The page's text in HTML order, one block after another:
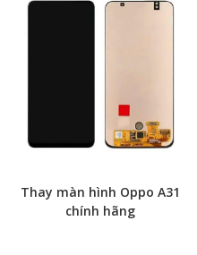
Thay màn hình Oppo A31
chính hãng